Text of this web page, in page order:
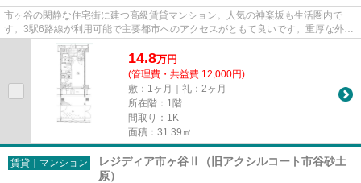
市ヶ谷の閑静な住宅街に建つ高級賃貸マンション。人気の神楽坂も生活圏内で
す。3駅6路線が利用可能で主要都市へのアクセスがともて良いです。重厚な外観
やホテルライクな内廊下が高級...
14.8万円
(管理費・共益費 12,000円)
敷：1ヶ月｜礼：2ヶ月
所在階：1階
間取り：1K
面積：31.39㎡
賃貸｜マンション
レジディア市ヶ谷Ⅱ（旧アクシルコート市谷砂土
原）